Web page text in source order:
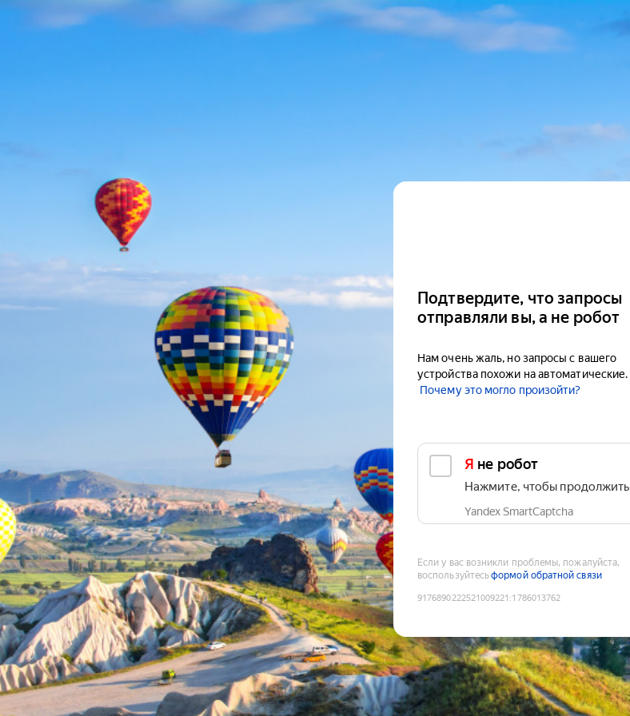
Подтвердите, что запросы
отправляли вы, а не робот
Нам очень жаль, но запросы с вашего
устройства похожи на автоматические.
Почему это могло произойти?
Я не робот
Нажмите, чтобы продолжить
Yandex SmartCaptcha
Если у вас возникли проблемы, пожалуйста,
воспользуйтесьформой обратной связи
9176890222521009221 :1786013762